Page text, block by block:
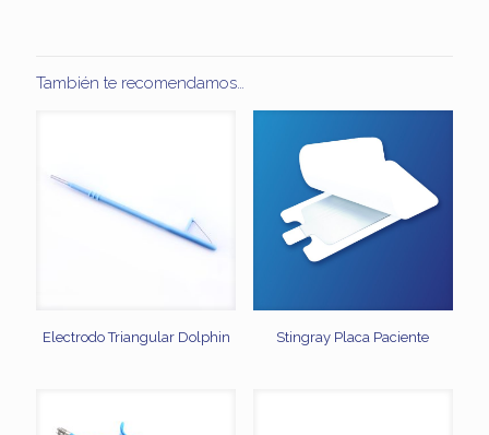
También te recomendamos…
Electrodo Triangular Dolphin Stingray Placa Paciente